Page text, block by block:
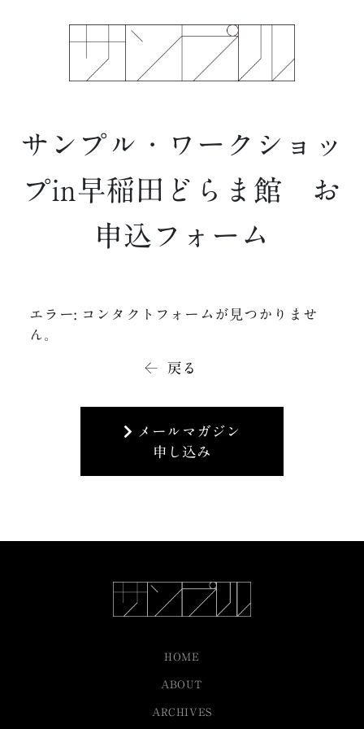
サンプル・ワークショッ
プin早稲田どらま館 お
申込フォーム
エラー:コンタクトフォームが見つかりませ
ん。
戻る
メールマガジン
申し込み
HOME
ABOUT
ARCHIVES